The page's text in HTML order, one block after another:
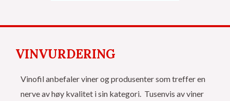
VINVURDERING
Vinofil anbefaler viner og produsenter som treffer en
nerve av høy kvalitet i sin kategori. Tusenvis av viner